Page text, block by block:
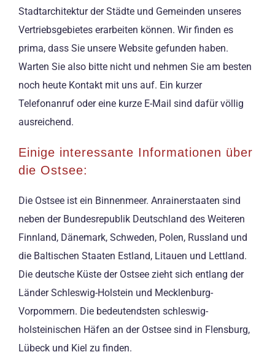
Stadtarchitektur der Städte und Gemeinden unseres
Vertriebsgebietes erarbeiten können. Wir finden es
prima, dass Sie unsere Website gefunden haben.
Warten Sie also bitte nicht und nehmen Sie am besten
noch heute Kontakt mit uns auf. Ein kurzer
Telefonanruf oder eine kurze E-Mail sind dafür völlig
ausreichend.
Einige interessante Informationen über
die Ostsee:
Die Ostsee ist ein Binnenmeer. Anrainerstaaten sind
neben der Bundesrepublik Deutschland des Weiteren
Finnland, Dänemark, Schweden, Polen, Russland und
die Baltischen Staaten Estland, Litauen und Lettland.
Die deutsche Küste der Ostsee zieht sich entlang der
Länder Schleswig-Holstein und Mecklenburg-
Vorpommern. Die bedeutendsten schleswig-
holsteinischen Häfen an der Ostsee sind in Flensburg,
Lübeck und Kiel zu finden.